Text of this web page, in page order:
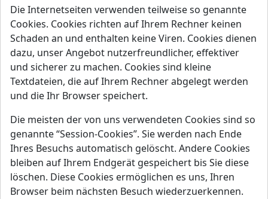
Die Internetseiten verwenden teilweise so genannte
Cookies. Cookies richten auf Ihrem Rechner keinen
Schaden an und enthalten keine Viren. Cookies dienen
dazu, unser Angebot nutzerfreundlicher, effektiver
und sicherer zu machen. Cookies sind kleine
Textdateien, die auf Ihrem Rechner abgelegt werden
und die Ihr Browser speichert.
Die meisten der von uns verwendeten Cookies sind so
genannte “Session-Cookies”. Sie werden nach Ende
Ihres Besuchs automatisch gelöscht. Andere Cookies
bleiben auf Ihrem Endgerät gespeichert bis Sie diese
löschen. Diese Cookies ermöglichen es uns, Ihren
Browser beim nächsten Besuch wiederzuerkennen.